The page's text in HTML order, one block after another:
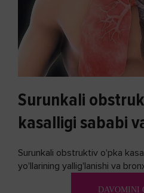
Surunkali
kasalligi sababi
Surunkali obstruktiv o'pka
yo'llarining yallig'lanishi va
DAVOMINI